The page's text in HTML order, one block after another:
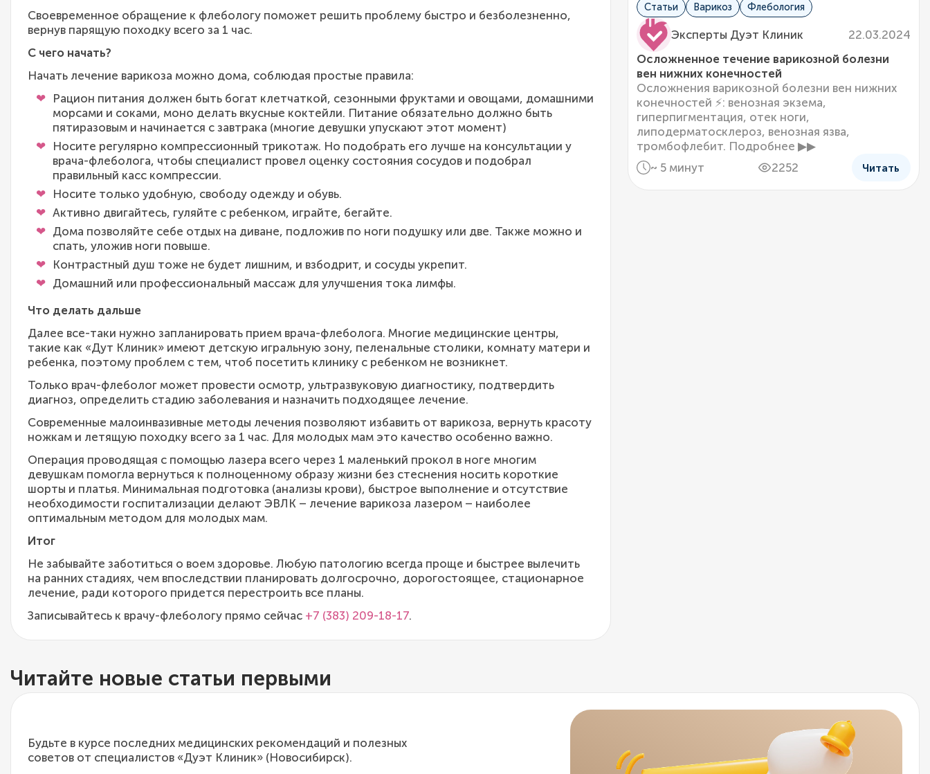
Своевременное обращение к флебологу поможет решить проблему быстро и безболезненно,
вернув парящую походку всего за 1 час.
С чего начать?
Начать лечение варикоза можно дома, соблюдая простые правила:
Рацион питания должен быть богат клетчаткой, сезонными фруктами и овощами, домашними
морсами и соками, моно делать вкусные коктейли. Питание обязательно должно быть
пятиразовым и начинается с завтрака (многие девушки упускают этот момент)
Носите регулярно компрессионный трикотаж. Но подобрать его лучше на консультации у
врача-флеболога, чтобы специалист провел оценку состояния сосудов и подобрал
правильный касс компрессии.
Носите только удобную, свободу одежду и обувь.
Активно двигайтесь, гуляйте с ребенком, играйте, бегайте.
Дома позволяйте себе отдых на диване, подложив по ноги подушку или две. Также можно и
спать, уложив ноги повыше.
Контрастный душ тоже не будет лишним, и взбодрит, и сосуды укрепит.
Домашний или профессиональный массаж для улучшения тока лимфы.
Что делать дальше
Далее все-таки нужно запланировать прием врача-флеболога. Многие медицинские центры,
такие как «Дут Клиник» имеют детскую игральную зону, пеленальные столики, комнату матери и
ребенка, поэтому проблем с тем, чтоб посетить клинику с ребенком не возникнет.
Только врач-флеболог может провести осмотр, ультразвуковую диагностику, подтвердить
диагноз, определить стадию заболевания и назначить подходящее лечение.
Современные малоинвазивные методы лечения позволяют избавить от варикоза, вернуть красоту
ножкам и летящую походку всего за 1 час. Для молодых мам это качество особенно важно.
Операция проводящая с помощью лазера всего через 1 маленький прокол в ноге многим
девушкам помогла вернуться к полноценному образу жизни без стеснения носить короткие
шорты и платья. Минимальная подготовка (анализы крови), быстрое выполнение и отсутствие
необходимости госпитализации делают ЭВЛК – лечение варикоза лазером – наиболее
оптимальным методом для молодых мам.
Итог
Не забывайте заботиться о воем здоровье. Любую патологию всегда проще и быстрее вылечить
на ранних стадиях, чем впоследствии планировать долгосрочно, дорогостоящее, стационарное
лечение, ради которого придется перестроить все планы.
Записывайтесь к врачу-флебологу прямо сейчас +7 (383) 209-18-17.
Статьи Варикоз Флебология
Эксперты Дуэт Клиник
22.03.2024
Осложненное течение варикозной болезни
вен нижних конечностей
Осложнения варикозной болезни вен нижних
конечностей ⚡: венозная экзема,
гиперпигментация, отек ноги,
липодерматосклероз, венозная язва,
тромбофлебит. Подробнее ▶▶
~ 5 минут
2252 Читать
Читайте новые статьи первыми
Будьте в курсе последних медицинских рекомендаций и полезных
советов от специалистов «Дуэт Клиник» (Новосибирск).